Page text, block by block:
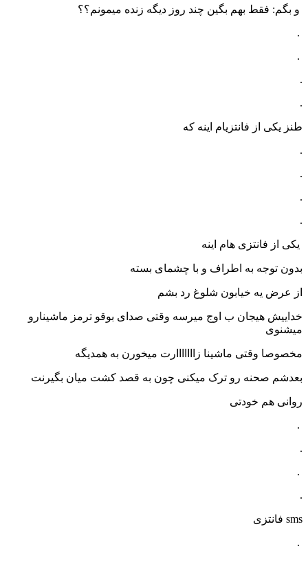
و بگم: فقط بهم بگین چند روز دیگه زنده میمونم؟؟
.
.
.
.
طنز یکی از فانتزیام اینه که
.
.
.
.
یکی از فانتزی هام اینه
بدون توجه به اطراف و با چشمای بسته
از عرض یه خیابون شلوغ رد بشم
خداییش هیجان ب اوج میرسه وقتی صدای بوقو ترمز ماشینارو
میشنوی
مخصوصا وقتی ماشینا زااااااارت میخورن به همدیگه
بعدشم صحنه رو ترک میکنی چون به قصد کشت میان بگیرنت
روانی هم خودتی
.
.
.
.
sms فانتزی
.